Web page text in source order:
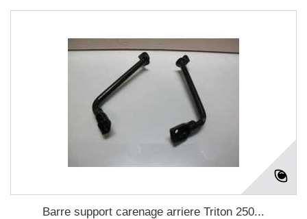
Barre support carenage arriere Triton 250...